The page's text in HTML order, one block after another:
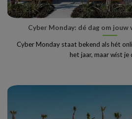
Cyber Monday: dé dag om
Cyber Monday staat bekend als hét
het jaar, maar wist je